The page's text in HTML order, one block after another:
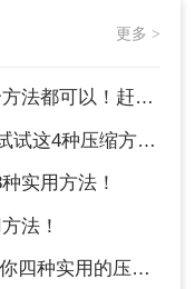
更多 >
可以！赶紧试试！
4种压缩方法!！
实用方法！
法！
用的压缩方法！